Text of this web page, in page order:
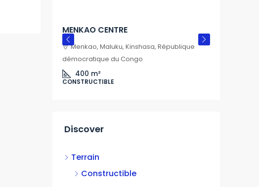
MENKAO CENTRE
Menkao, Maluku, Kinshasa, République
démocratique du Congo
400 m²
CONSTRUCTIBLE
Discover
Terrain
Constructible